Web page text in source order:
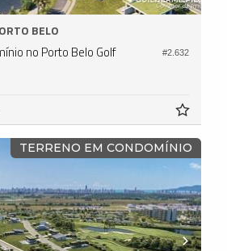
#2.632
BELO
no Porto Belo Golf
TERRENO EM CONDOMÍNIO